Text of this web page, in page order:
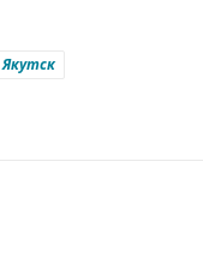
Якутск